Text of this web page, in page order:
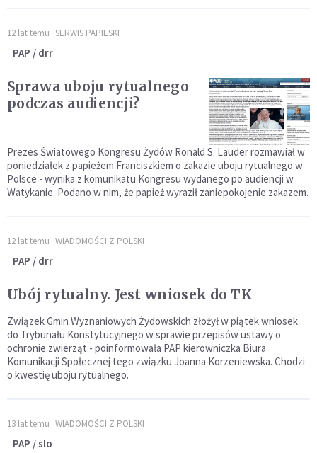
12 lat temu SERWIS PAPIESKI
PAP / drr
Sprawa uboju rytualnego
podczas audiencji?
Prezes Światowego Kongresu Żydów Ronald S. Lauder rozmawiał w
poniedziałek z papieżem Franciszkiem o zakazie uboju rytualnego w
Polsce - wynika z komunikatu Kongresu wydanego po audiencji w
Watykanie. Podano w nim, że papież wyraził zaniepokojenie zakazem.
12 lat temu WIADOMOŚCI Z POLSKI
PAP / drr
Ubój rytualny. Jest wniosek do TK
Związek Gmin Wyznaniowych Żydowskich złożył w piątek wniosek
do Trybunału Konstytucyjnego w sprawie przepisów ustawy o
ochronie zwierząt - poinformowała PAP kierowniczka Biura
Komunikacji Społecznej tego związku Joanna Korzeniewska. Chodzi
o kwestię uboju rytualnego.
13 lat temu WIADOMOŚCI Z POLSKI
PAP / slo